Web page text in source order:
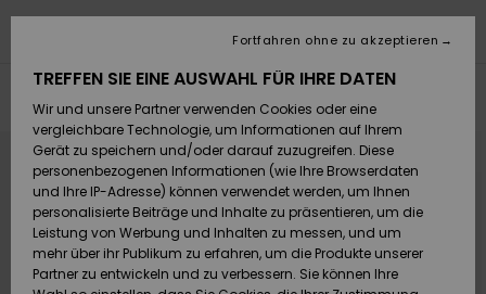
Accessoires
Schuhe&
Flip-Flops
Surf
Snow
JUNGEN
Accessoires
Schuhe&
Flip-Flops
Surf
Snow
FRAUEN
Brandneu
Highlights
Snow
SURF
Kinder
Highlights
Community
SNOW
Kinder
Snow Shop
Damen
Highlights
DOPPELTER
RABATT
KINDER
Outlet
Frauen
Versand
Retouren
Bezahlung
Geschenkkarte
Quiksilver
Strand Accessories & Poncho
Filterkriterien
springen
Überspringen
TREFFEN SIE EINE AUSWAHL FÜR IHRE DATEN
Wir und unsere Partner verwenden Cookies oder eine
vergleichbare Technologie, um Informationen auf Ihrem
Gerät zu speichern und/oder darauf zuzugreifen. Diese
personenbezogenen Informationen (wie Ihre Browserdaten
und Ihre IP-Adresse) können verwendet werden, um Ihnen
personalisierte Beiträge und Inhalte zu präsentieren, um die
Leistung von Werbung und Inhalten zu messen, und um
mehr über ihr Publikum zu erfahren, um die Produkte unserer
Partner zu entwickeln und zu verbessern. Sie können Ihre
Fortfahren ohne zu akzeptieren